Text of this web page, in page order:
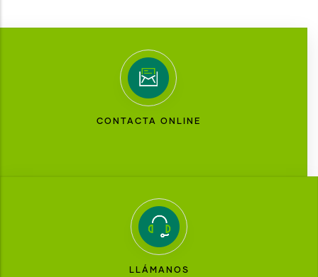
CONTACTA ONLINE
LLÁMANOS